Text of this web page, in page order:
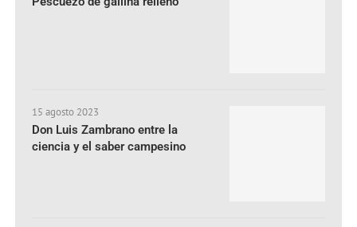
15 agosto 2023
Don Luis Zambrano entre la
ciencia y el saber campesino